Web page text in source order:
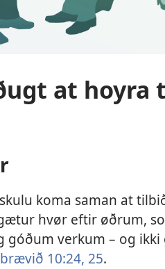
at hoyra
koma saman at
hvør eftir øðrum,
góðum verkum – og ikki
10:24, 25.